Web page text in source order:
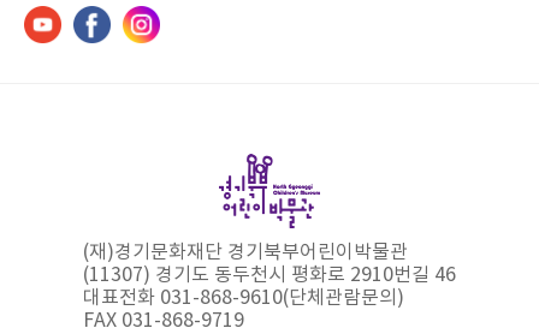
(재)경기문화재단 경기북부어린이박물관
(11307) 경기도 동두천시 평화로 2910번길 46
대표전화 031-868-9610(단체관람문의)
FAX 031-868-9719